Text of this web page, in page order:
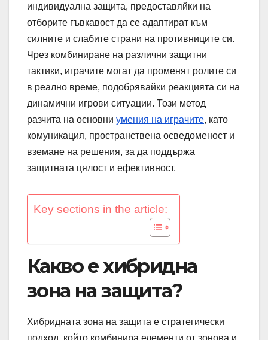
индивидуална защита, предоставяйки на
отборите гъвкавост да се адаптират към
силните и слабите страни на противниците си.
Чрез комбиниране на различни защитни
тактики, играчите могат да променят ролите си
в реално време, подобрявайки реакцията си на
динамични игрови ситуации. Този метод
разчита на основни умения на играчите, като
комуникация, пространствена осведоменост и
вземане на решения, за да поддържа
защитната цялост и ефективност.
Key sections in the article:
Какво е хибридна
зона на защита?
Хибридната зона на защита е стратегически
подход, който комбинира елементи от зонова и